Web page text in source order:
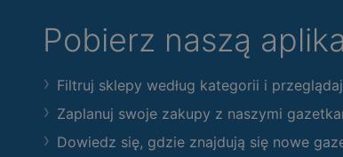
Pobierz naszą
Filtruj sklepy według kategorii i
Zaplanuj swoje zakupy z naszymi
Dowiedz się, gdzie znajdują się nowe